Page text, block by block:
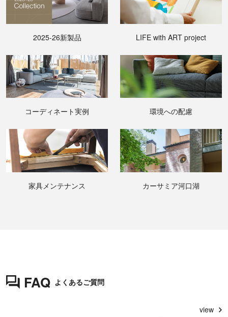
2025-26新製品 LIFE with ART project
コーディネート実例 環境への配慮
家具メンテナンス カーサミア河口湖
FAQ よくあるご質問
view